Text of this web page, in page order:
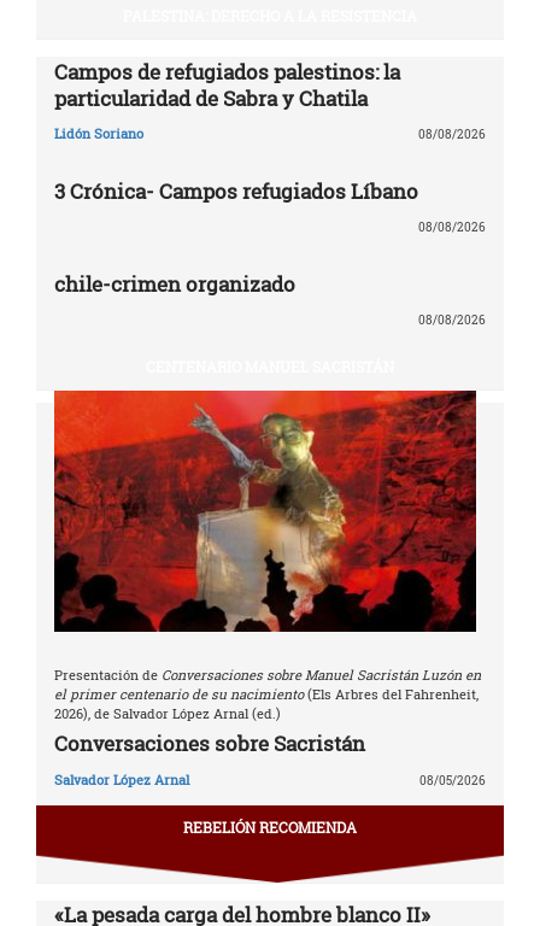
Campos de refugiados palestinos: la
particularidad de Sabra y Chatila
Lidón Soriano 08/08/2026
3 Crónica- Campos refugiados Líbano
08/08/2026
chile-crimen organizado
08/08/2026
Presentación de Conversaciones sobre Manuel Sacristán Luzón en
el primer centenario de su nacimiento(Els Arbres del Fahrenheit,
2026), de Salvador López Arnal (ed.)
Conversaciones sobre Sacristán
Salvador López Arnal 08/05/2026
REBELIÓN RECOMIENDA
«La pesada carga del hombre blanco II»